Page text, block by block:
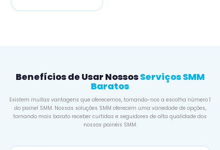
Benefícios de Usar NossosServiços SMM
Baratos
Existem muitas vantagens que oferecemos, tornando-nos a escolha número 1
do painel SMM. Nossas soluções SMM oferecem uma variedade de opções,
tornando mais barato receber curtidas e seguidores de alta qualidade dos
nossos painéis SMM.